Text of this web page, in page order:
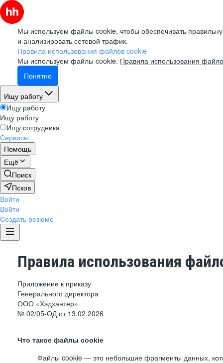
Мы используем файлы cookie, чтобы обеспечивать
и анализировать сетевой трафик.
Правила использования файлов cookie
Мы используем файлы cookie. Правила использования
Понятно
Ищу работу
Ищу работу
Ищу работу
Ищу сотрудника
Сервисы
Помощь
Ещё
Поиск
Псков
Войти
Войти
Создать резюме
Правила использования
Приложение к приказу
Генерального директора
ООО «Хэдхантер»
№ 02/05-ОД от 13.02.2026
Что такое файлы cookie
Файлы cookie — это небольшие фрагменты данных,